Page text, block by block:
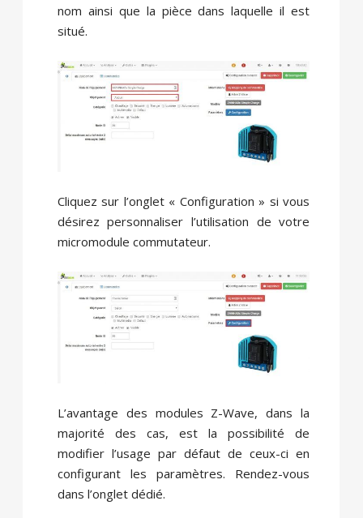
nom ainsi que la pièce dans laquelle il est
situé.
Cliquez sur l’onglet « Configuration » si vous
désirez personnaliser l’utilisation de votre
micromodule commutateur.
L’avantage des modules Z-Wave, dans la
majorité des cas, est la possibilité de
modifier l’usage par défaut de ceux-ci en
configurant les paramètres. Rendez-vous
dans l’onglet dédié.